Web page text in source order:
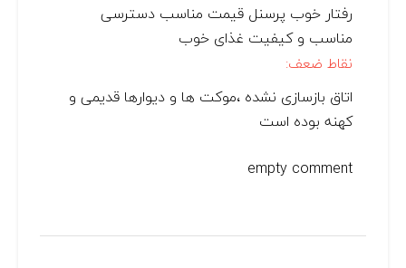
رفتار خوب پرسنل قیمت مناسب دسترسی
مناسب و کیفیت غذای خوب
نقاط ضعف:
اتاق بازسازی نشده ،موکت ها و دیوارها قدیمی و
کهنه بوده است
empty comment